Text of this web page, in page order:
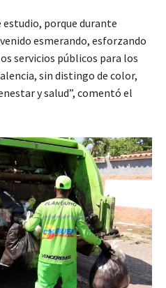
estudio, porque durante
esmerando, esforzando
servicios públicos para los
sin distingo de color,
y salud”, comentó el